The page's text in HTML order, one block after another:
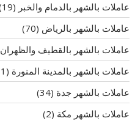
عاملات بالشهر بالدمام والخبر (19)
عاملات بالشهر بالرياض (70)
عاملات بالشهر بالقطيف والظهران
عاملات بالشهر بالمدينة المنورة (1)
عاملات بالشهر جدة (34)
عاملات بالشهر مكة (2)